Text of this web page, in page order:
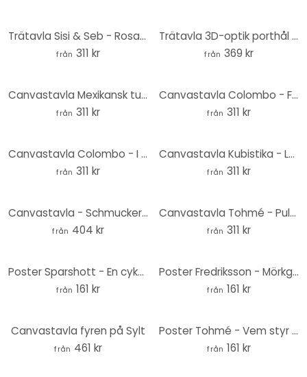
Trätavla Sisi & Seb - Rosa kakadua - Rund
från 311 kr
Trätavla 3D-optik porthål - Ljudet av en ocean - Rund
från 369 kr
Canvastavla Mexikansk tusensköna
från 311 kr
Canvastavla Colombo - Fjärilen i lavendeln
från 311 kr
Canvastavla Colombo - I öknen
från 311 kr
Canvastavla Kubistika - Lugna dagar
från 311 kr
Canvastavla - Schmucker - En perfekt dag
från 404 kr
Canvastavla Tohmé - Pulp Fiction
från 311 kr
Poster Sparshott - En cykels uppbyggnad
från 161 kr
Poster Fredriksson - Mörkgrön smaragd
från 161 kr
Canvastavla fyren på Sylt
från 461 kr
Poster Tohmé - Vem styr världen
från 161 kr